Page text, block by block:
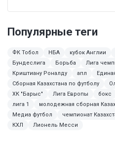
Популярные теги
ФК Тобол НБА кубок Англии
Бундеслига
Борьба Лига
Криштиану Роналду
апл
Сборная Казахстана по футболу
ХК "Барыс"
Лига Европы бокс
лига 1
молодежная сборная
Медиа футбол
чемпионат
КХЛ
Лионель Месси